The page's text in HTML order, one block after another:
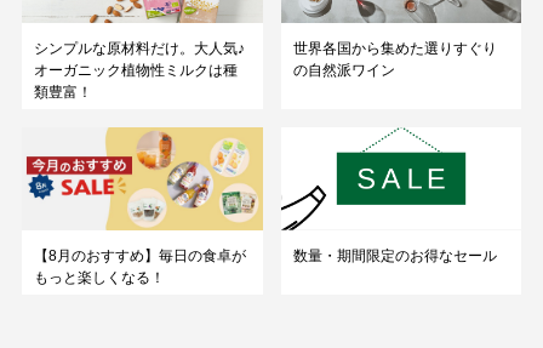
シンプルな原材料だけ。大人気♪
オーガニック植物性ミルクは種
類豊富！
世界各国から集めた選りすぐり
の自然派ワイン
【8月のおすすめ】毎日の食卓が
もっと楽しくなる！
数量・期間限定のお得なセール